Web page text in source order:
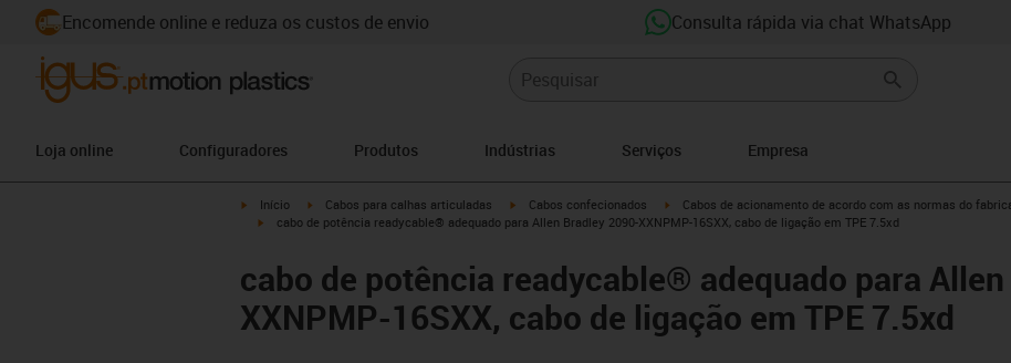
Encomende online e reduza os custos de envio Consulta rápida via chat WhatsApp
Loja online Configuradores Produtos Indústrias Serviços Empresa
igus-icon-arrow-right
Início igus-icon-arrow-right
Cabos para calhas articuladas igus-icon-arrow-right
Cabos confecionados igus-icon-arrow-right
Cabos de acionamento de acordo com as normas do
igus-icon-arrow-right
cabo de potência readycable® adequado para Allen Bradley 2090-XXNPMP-16SXX, cabo de ligação em TPE 7.5xd
cabo de potência readycable® adequado para
XXNPMP-16SXX, cabo de ligação em TPE 7.5xd